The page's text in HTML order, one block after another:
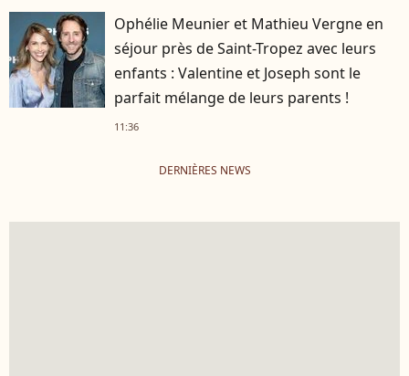
Ophélie Meunier et Mathieu Vergne en
séjour près de Saint-Tropez avec leurs
enfants : Valentine et Joseph sont le
parfait mélange de leurs parents !
11:36
DERNIÈRES NEWS